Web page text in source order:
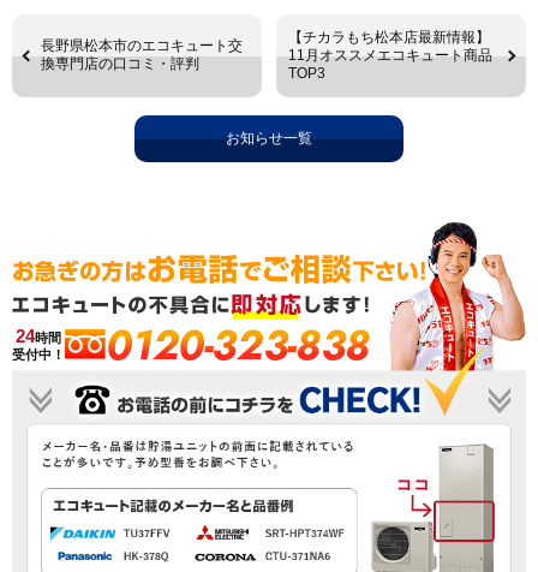
長野県松本市のエコキュート交
換専門店の口コミ・評判
【チカラもち松本店最新情報】
11月オススメエコキュート商品
TOP3
お知らせ一覧
24時間
受付中！
0120-323-838